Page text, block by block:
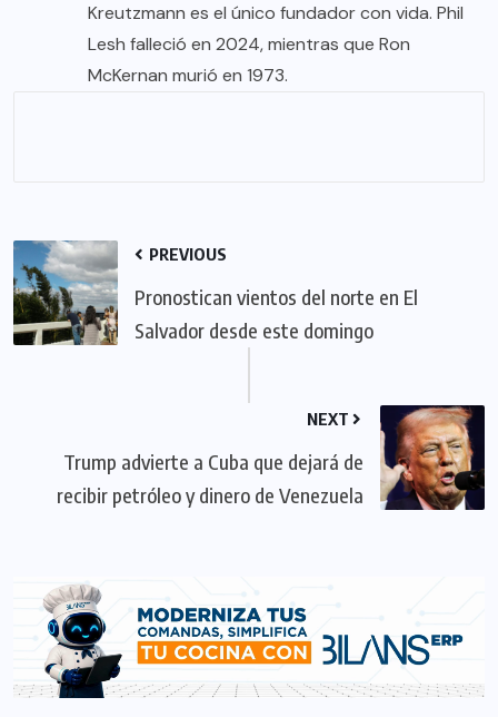
Kreutzmann es el único fundador con vida. Phil
Lesh falleció en 2024, mientras que Ron
McKernan murió en 1973.
PREVIOUS
Pronostican vientos del norte en El
Salvador desde este domingo
NEXT
Trump advierte a Cuba que dejará de
recibir petróleo y dinero de Venezuela